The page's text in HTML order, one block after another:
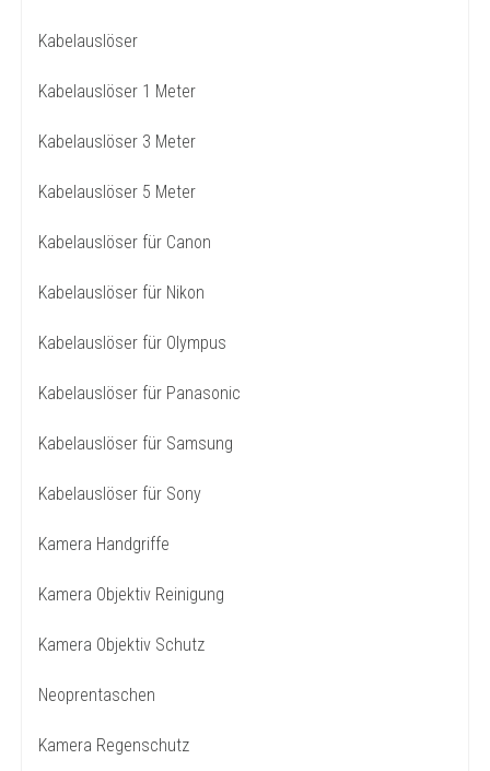
Kabelauslöser
Kabelauslöser 1 Meter
Kabelauslöser 3 Meter
Kabelauslöser 5 Meter
Kabelauslöser für Canon
Kabelauslöser für Nikon
Kabelauslöser für Olympus
Kabelauslöser für Panasonic
Kabelauslöser für Samsung
Kabelauslöser für Sony
Kamera Handgriffe
Kamera Objektiv Reinigung
Kamera Objektiv Schutz
Neoprentaschen
Kamera Regenschutz